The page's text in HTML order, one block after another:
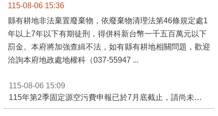
115-08-06 15:36
縣有耕地非法棄置廢棄物，依廢棄物清理法第46條規定處1
年以上7年以下有期徒刑，得併科新台幣一千五百萬元以下
罰金。本府將加強查緝不法，如有縣有耕地相關問題，歡迎
115-08-06 15:09